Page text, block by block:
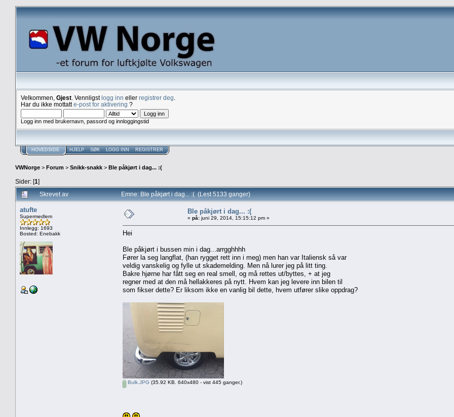
Velkommen, Gjest . Vennligstlogg inn eller registrer deg
Har du ikke mottatte-post for aktivering ?
Logg inn med brukernavn, passord og innloggingstid
HOVEDSIDE HJELP SØK LOGG INN REGISTRER
VWNorge > Forum > Snikk-snakk > Ble påkjørt i dag... :(
Sider: [1]
Skrevet av Emne: Ble påkjørt i dag... :( (Lest 5133 ganger)
atufte
Supermedlem
Innlegg: 1693
Bosted: Enebakk
Ble påkjørt i dag... :(
« på: juni 29, 2014, 15:15:12 pm »
Hei
Ble påkjørt i bussen min i dag...arrgghhhh
Fører la seg langflat, (han rygget rett inn i meg) men han var Italiensk så var
veldig vanskelig og fylle ut skademelding. Men nå lurer jeg på litt ting.
Bakre hjørne har fått seg en real smell, og må rettes ut/byttes, + at jeg
regner med at den må hellakkeres på nytt. Hvem kan jeg levere inn bilen til
som fikser dette? Er liksom ikke en vanlig bil dette, hvem utfører slike oppdrag?
Bulk.JPG (35.92 KB. 640x480 - vist 445 ganger.)